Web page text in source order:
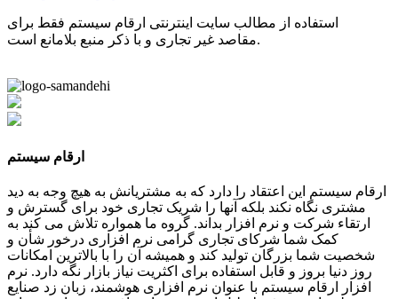
استفاده از مطالب سایت اینترنتی ارقام سیستم فقط برای
مقاصد غیر تجاری و با ذکر منبع بلامانع است.
ارقام سیستم
ارقام سیستم این اعتقاد را دارد که به مشتریانش به هیچ وجه به دید
مشتری نگاه نکند بلکه آنها را شریک تجاری خود برای گسترش و
ارتقاء شرکت و نرم افزار بداند. گروه ما همواره تلاش می کند به
کمک شما شرکای تجاری گرامی نرم افزاری درخور شأن و
شخصیت شما بزرگان تولید کند و همیشه آن را با بالاترین امکانات
روز دنیا بروز و قابل استفاده برای اکثریت نیاز بازار نگه دارد. نرم
افزار ارقام سیستم با عنوان نرم افزاری هوشمند، زبان زد صنایع